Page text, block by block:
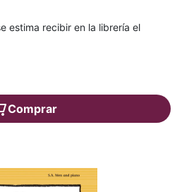
estima recibir en la librería el
Comprar